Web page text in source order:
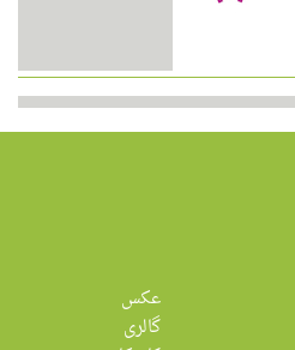
عکس
گالری